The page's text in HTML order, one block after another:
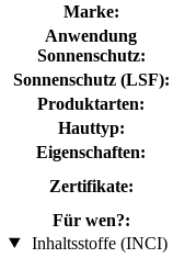
Marke:
Anwendung
Sonnenschutz:
Sonnenschutz (LSF):
Produktarten:
Hauttyp:
Eigenschaften:
Zertifikate:
Für wen?:
Inhaltsstoffe (INCI)